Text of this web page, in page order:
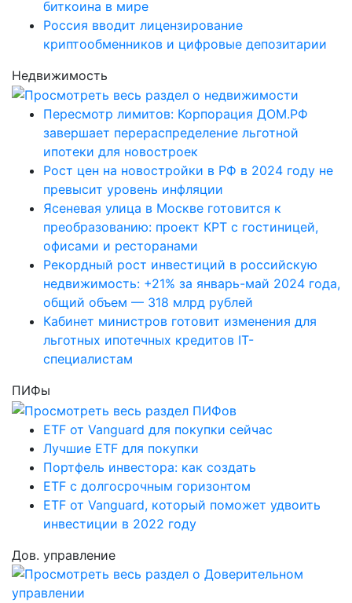
биткоина в мире
Россия вводит лицензирование
криптообменников и цифровые депозитарии
Недвижимость
Пересмотр лимитов: Корпорация ДОМ.РФ
завершает перераспределение льготной
ипотеки для новостроек
Рост цен на новостройки в РФ в 2024 году не
превысит уровень инфляции
Ясеневая улица в Москве готовится к
преобразованию: проект КРТ с гостиницей,
офисами и ресторанами
Рекордный рост инвестиций в российскую
недвижимость: +21% за январь-май 2024 года,
общий объем — 318 млрд рублей
Кабинет министров готовит изменения для
льготных ипотечных кредитов IT-
специалистам
ПИФы
ETF от Vanguard для покупки сейчас
Лучшие ETF для покупки
Портфель инвестора: как создать
ETF с долгосрочным горизонтом
ETF от Vanguard, который поможет удвоить
инвестиции в 2022 году
Дов. управление